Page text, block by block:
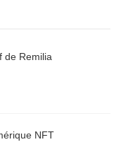
de Remilia
NFT